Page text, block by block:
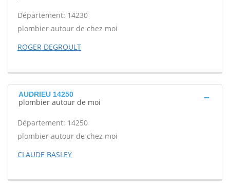
Département: 14230
plombier autour de chez moi
ROGER DEGROULT
AUDRIEU 14250
plombier autour de moi
Département: 14250
plombier autour de chez moi
CLAUDE BASLEY